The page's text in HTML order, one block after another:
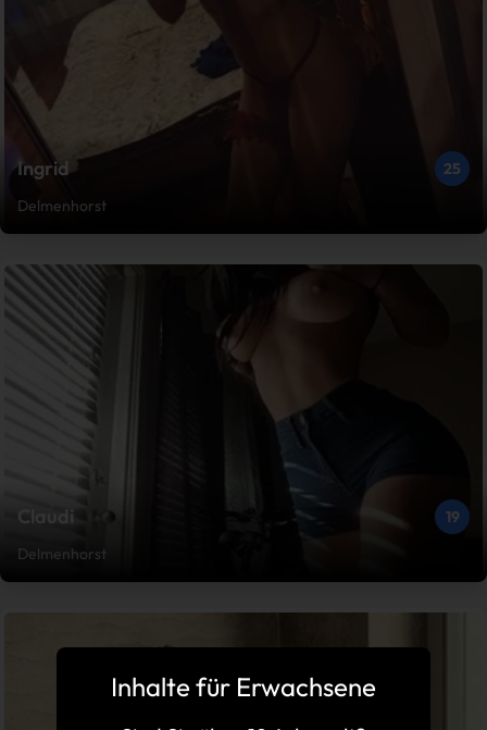
Ingrid
25
Delmenhorst
Claudi
19
Delmenhorst
Inhalte für Erwachsene